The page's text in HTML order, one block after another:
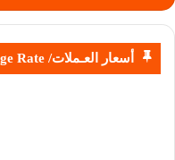
أسعار العـملات/ Exchange Rate